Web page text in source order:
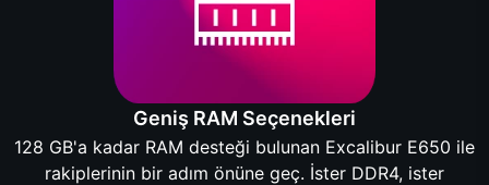
Geniş RAM Seçenekleri
128 GB'a kadar RAM desteği bulunan Excalibur E650 ile
rakiplerinin bir adım önüne geç. İster DDR4, ister